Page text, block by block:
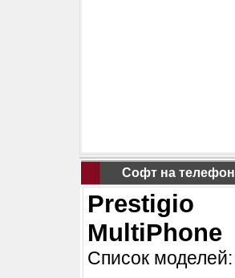
Софт на
Prestigio
MultiPhone
Список моделей: